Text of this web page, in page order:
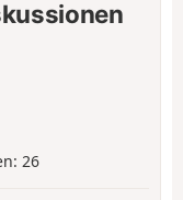
26